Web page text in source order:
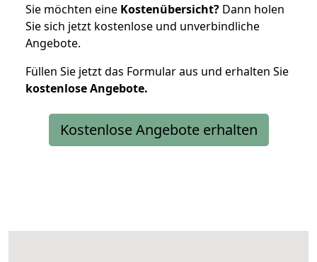
Sie möchten eine Kostenübersicht? Dann holen
Sie sich jetzt kostenlose und unverbindliche
Angebote.
Füllen Sie jetzt das Formular aus und erhalten Sie
kostenloseAngebote.
Kostenlose Angebote erhalten